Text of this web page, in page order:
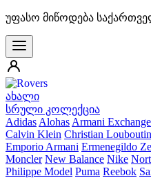
უფასო მიწოდება
ახალი
სრული კოლექცია
Adidas Alohas Armani Exchange
Calvin Klein Christian Louboutin
Emporio Armani Ermenegildo
Moncler New Balance Nike
Philippe Model Puma Reebok